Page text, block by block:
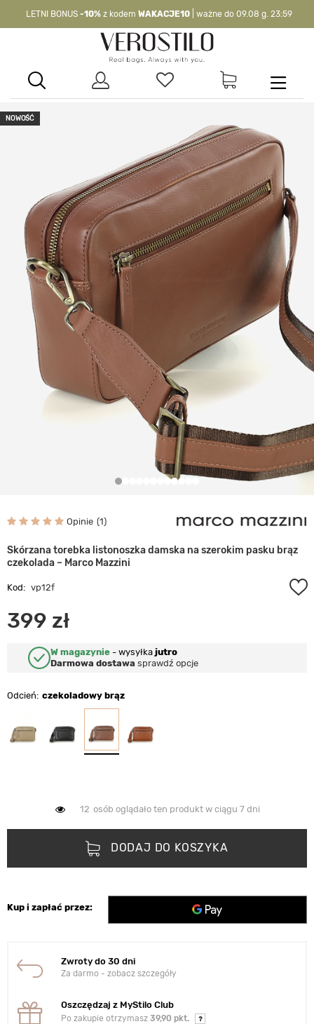
LETNI BONUS -10% z kodem WAKACJE10 | ważne do 09.08 g. 23:59
WAKACJE10| nie dotyczy produktów z flagą OKAZJA >
NOWOŚĆ
Opinie 1
Skórzana torebka listonoszka damska na szerokim pasku brąz
czekolada – Marco Mazzini
Kod: vp12f
399 zł
W magazynie - wysyłka jutro
Darmowa dostawa sprawdź opcje
Odcień czekoladowy brąz
12 osób oglądało ten produkt w ciągu 7 dni
DODAJ DO KOSZYKA
Kup i zapłać przez:
Zwroty do 30 dni
Za darmo - zobacz szczegóły
Oszczędzaj z MyStilo Club
Po zakupie otrzymasz 39,90 pkt.